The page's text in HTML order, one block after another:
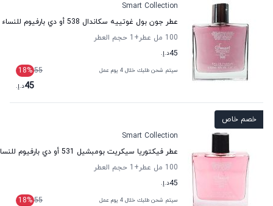
Smart Collection
عطر جون بول غوتييه سكاندال 538 أو دي بارفيوم للنساء سمارت كولكشن
100 مل عطر
+1
حجم العطر
45د.إ.
سيتم شحن طلبك خلال 4 يوم عمل 55
18%
45د.إ.
خصم خاص
Smart Collection
عطر فيكتوريا سيكريت بومبشيل 531 أو دي بارفيوم للنساء سمارت كولكشن
100 مل عطر
+1
حجم العطر
45د.إ.
سيتم شحن طلبك خلال 4 يوم عمل 55
18%